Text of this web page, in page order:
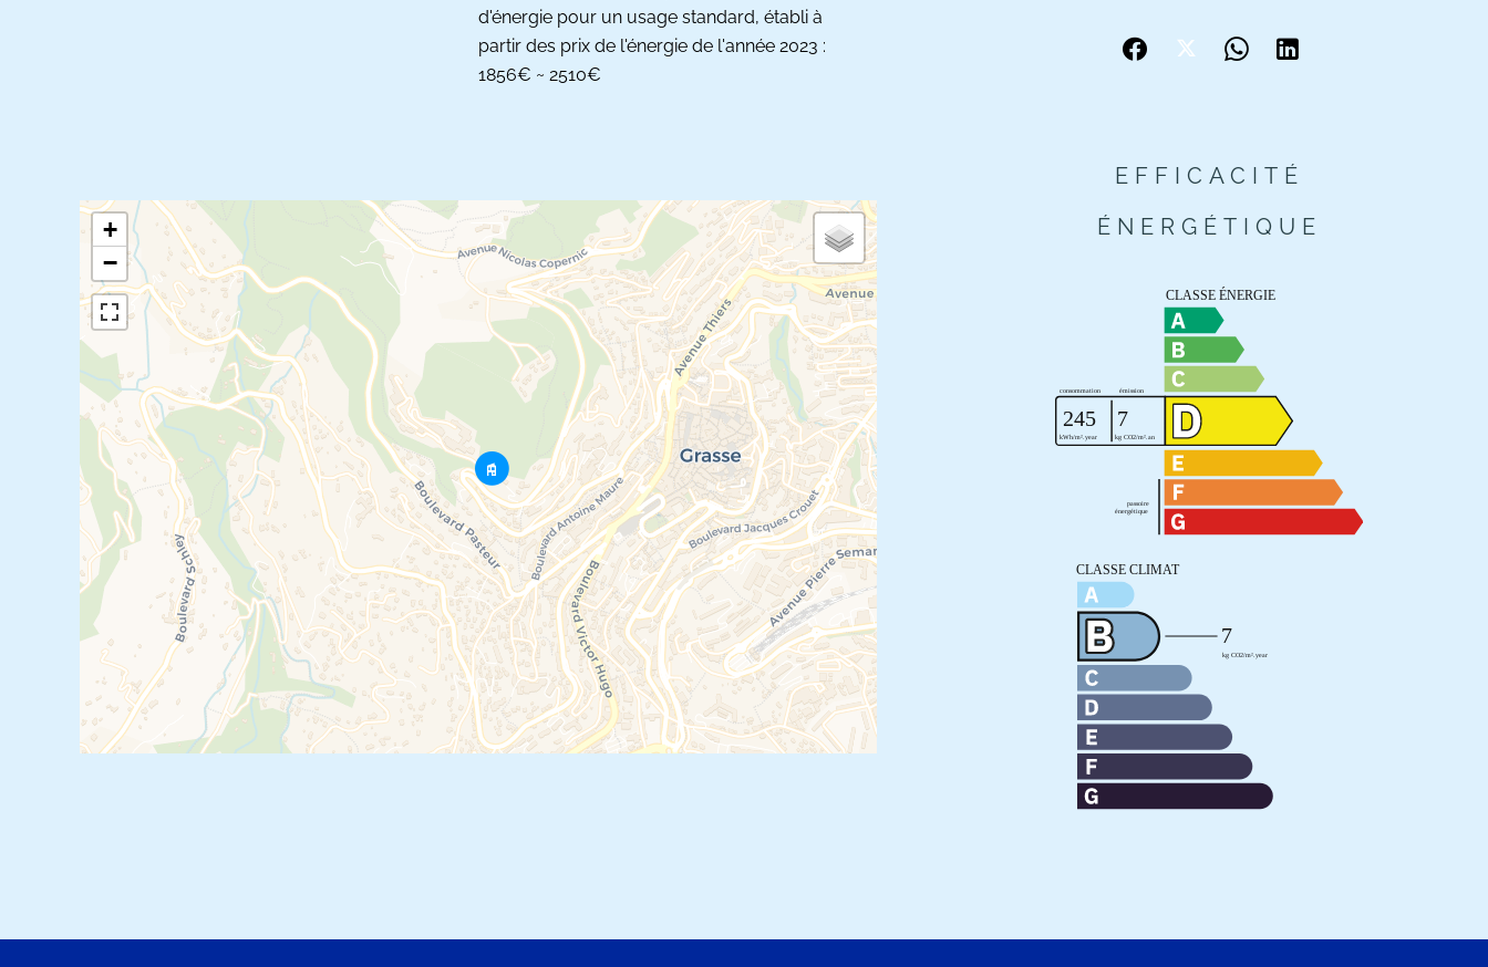
d'énergie pour un usage standard, établi à
partir des prix de l'énergie de l'année 2023 :
1856€ ~ 2510€
+
−
EFFICACITÉ
ÉNERGÉTIQUE